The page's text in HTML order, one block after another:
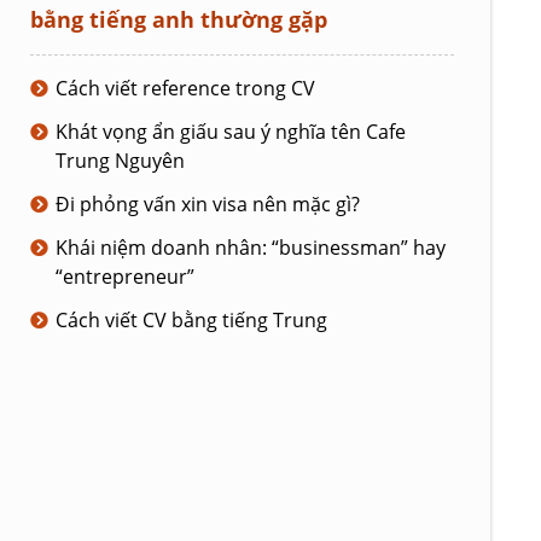
bằng tiếng anh thường gặp
Cách viết reference trong CV
Khát vọng ẩn giấu sau ý nghĩa tên Cafe
Trung Nguyên
Đi phỏng vấn xin visa nên mặc gì?
Khái niệm doanh nhân: “businessman” hay
“entrepreneur”
Cách viết CV bằng tiếng Trung